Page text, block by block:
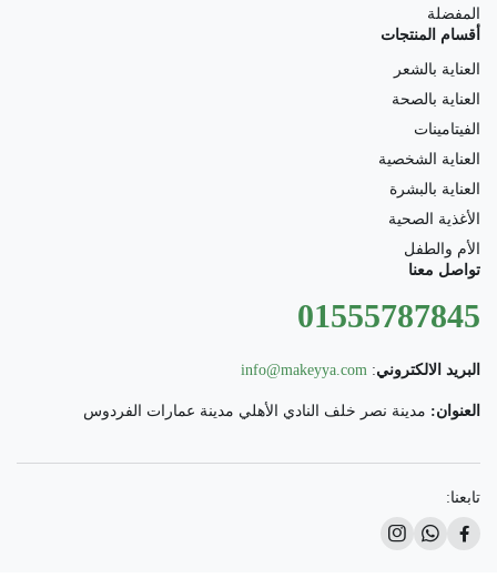
المفضلة
أقسام المنتجات
العناية بالشعر
العناية بالصحة
الفيتامينات
العناية الشخصية
العناية بالبشرة
الأغذية الصحية
الأم والطفل
تواصل معنا
01555787845
البريد الالكتروني:
info@makeyya.com
العنوان: مدينة نصر خلف النادي الأهلي مدينة عمارات الفردوس
تابعنا: